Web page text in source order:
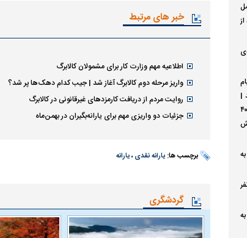
خبر های مرتبط
اطلاعیه مهم وزارت کار برای مشمولان کالابرگ
واریز مرحله دوم کالابرگ آغاز شد | جیب کدام دهک‌ها پر شد؟
روایت مردم از دریافت کارمزدهای غیرقانونی در کالابرگ
جزئیات دو واریزی مهم برای یارانه‌بگیران در بهمن‌ماه
برچسب ها: یارانه نقدی ،یارانه
گردشگری
|
کسانی‌که کشته‌شدگان دی ماه را ۳۰-۴۰
در اصفهان | ۴ نفر